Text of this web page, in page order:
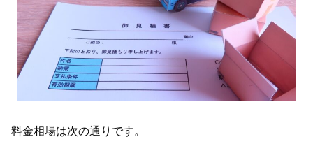
料金相場は次の通りです。